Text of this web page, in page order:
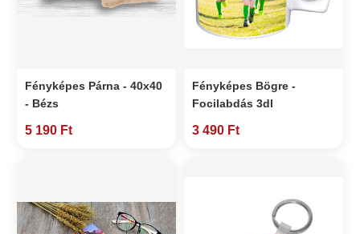
Fényképes Párna - 40x40
- Bézs
5 190 Ft
Fényképes Bögre -
Focilabdás 3dl
3 490 Ft